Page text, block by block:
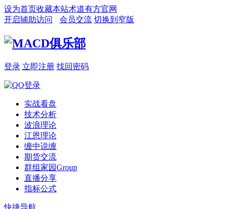
设为首页收藏本站术道有方官网
开启辅助访问
会员交流 切换到窄版
登录 立即注册 找回密码
实战看盘
技术分析
波浪理论
江恩理论
缠中说缠
期货交流
群组家园Group
直播分享
指标公式
快捷导航